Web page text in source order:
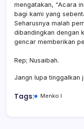
mengatakan, “Acara
bagi kami yang
Seharusnya malah
dibandingkan dengan
gencar memberikan
Rep; Nusaibah.
Jangn lupa tinggalkan
Tags: Menko I